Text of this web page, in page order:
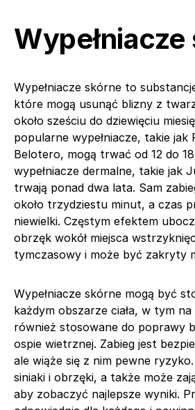
Wypełniacze skórne to
które mogą usunąć blizny z
około sześciu do dziewięciu
popularne wypełniacze, takie jak
Belotero, mogą trwać od 12 do
wypełniacze dermalne, takie jak
trwają ponad dwa lata. Sam
około trzydziestu minut, a czas
niewielki. Częstym efektem
obrzęk wokół miejsca
tymczasowy i może być zakryty
Wypełniacze skórne mogą być
każdym obszarze ciała, w tym
również stosowane do poprawy
ospie wietrznej. Zabieg jest
ale wiąże się z nim pewne
siniaki i obrzęki, a także może
aby zobaczyć najlepsze wyniki.